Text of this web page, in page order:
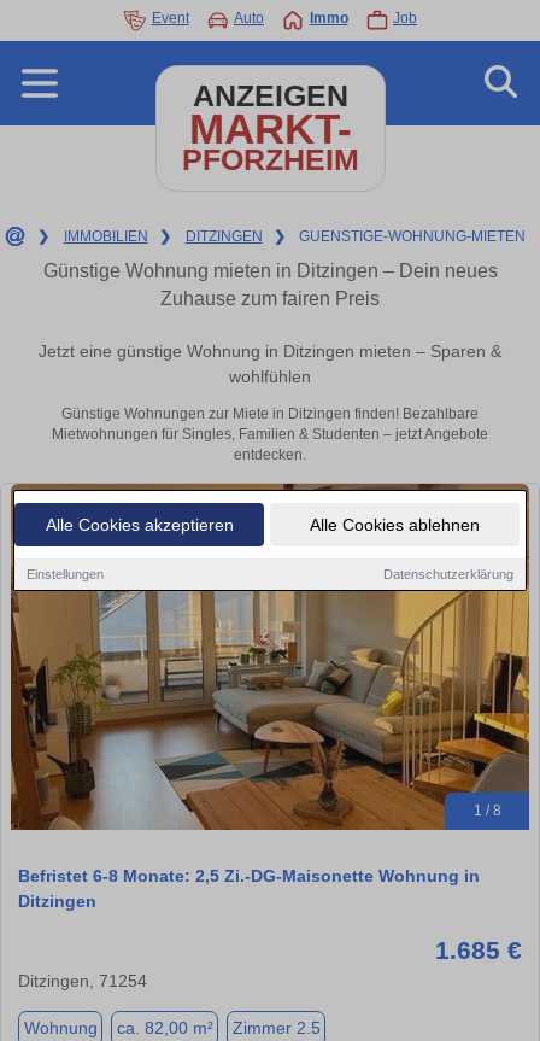
Alle Cookies akzeptieren Alle Cookies ablehnen
Einstellungen Datenschutzerklärung
Event Auto Immo Job
ANZEIGEN
MARKT-
PFORZHEIM
❯ IMMOBILIEN ❯ DITZINGEN ❯ GUENSTIGE-WOHNUNG-MIETEN
Günstige Wohnung mieten in Ditzingen – Dein neues
Zuhause zum fairen Preis
Jetzt eine günstige Wohnung in Ditzingen mieten – Sparen &
wohlfühlen
Günstige Wohnungen zur Miete in Ditzingen finden! Bezahlbare
Mietwohnungen für Singles, Familien & Studenten – jetzt Angebote
entdecken.
1 / 8
Befristet 6-8 Monate: 2,5 Zi.-DG-Maisonette Wohnung in
Ditzingen
1.685 €
Ditzingen, 71254
Wohnung ca. 82,00 m² Zimmer 2.5